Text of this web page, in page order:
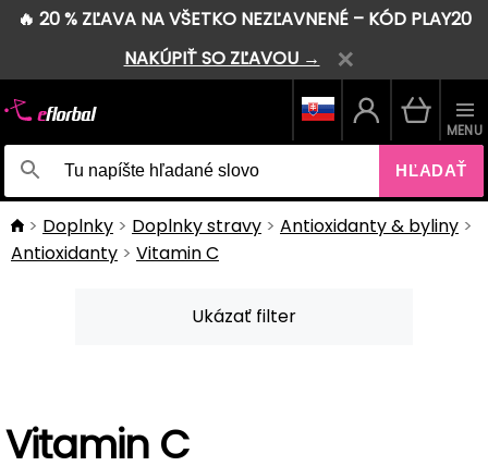
🔥 20 % ZĽAVA NA VŠETKO NEZĽAVNENÉ – KÓD PLAY20
NAKÚPIŤ SO ZĽAVOU →
HĽADAŤ
MENU
Doplnky Doplnky stravy
Antioxidanty & byliny
Antioxidanty
Vitamin C
Ukázať filter
Vitamin C